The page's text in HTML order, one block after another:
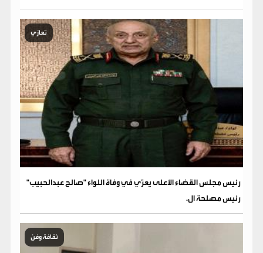
تعازي
رئيس مجلس القضاء الأعلى يعزّي في وفاة اللواء "صالح عبدالحبيب"
رئيس مصلحة ال.
ثقافة وفن